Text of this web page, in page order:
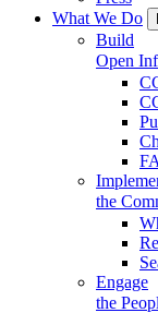
What We Do
Build
Open
the
Engage
the